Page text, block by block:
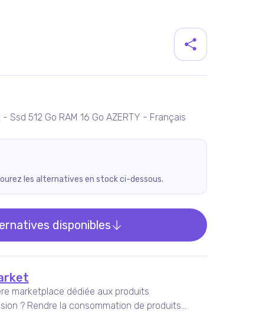
- Ssd 512 Go RAM 16 Go AZERTY - Français
les alternatives en stock ci-dessous.
disponibles
marketplace dédiée aux produits
? Rendre la consommation de produits